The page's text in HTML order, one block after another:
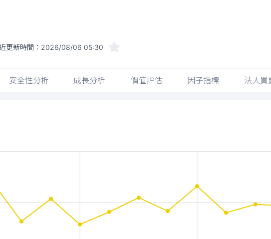
更新時間： 2026/08/06 05:30
安全性分析 成長分析 價值評估 因子指標 法人買